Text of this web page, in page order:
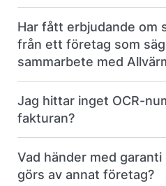
Har fått erbjudande om
från ett företag som
sammarbete med
Jag hittar inget OCR-
fakturan?
Vad händer med garanti
görs av annat företag?